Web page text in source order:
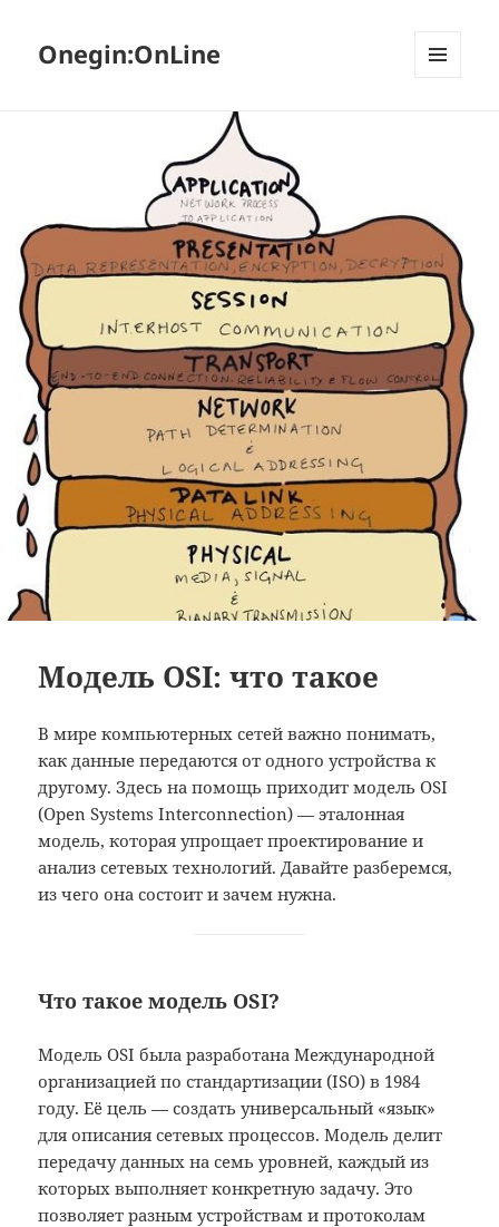
Onegin:OnLine
Модель OSI: что такое
В мире компьютерных сетей важно понимать,
как данные передаются от одного устройства к
другому. Здесь на помощь приходит модель OSI
(Open Systems Interconnection) — эталонная
модель, которая упрощает проектирование и
анализ сетевых технологий. Давайте разберемся,
из чего она состоит и зачем нужна.
Что такое модель OSI?
Модель OSI была разработана Международной
организацией по стандартизации (ISO) в 1984
году. Её цель — создать универсальный «язык»
для описания сетевых процессов. Модель делит
передачу данных на семь уровней, каждый из
которых выполняет конкретную задачу. Это
позволяет разным устройствам и протоколам